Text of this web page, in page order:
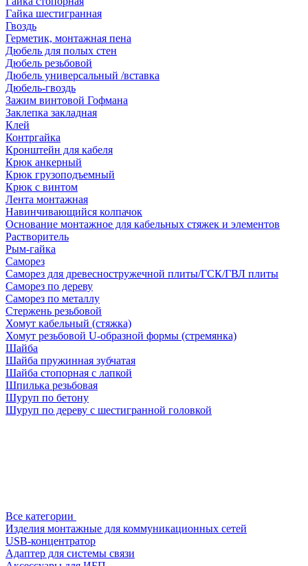
Гайка шестигранная
Гвоздь
Герметик, монтажная пена
Дюбель для полых стен
Дюбель резьбовой
Дюбель универсальный /вставка
Дюбель-гвоздь
Зажим винтовой Гофмана
Заклепка закладная
Клей
Контргайка
Кронштейн для кабеля
Крюк анкерный
Крюк грузоподъемный
Крюк с винтом
Лента монтажная
Навинчивающийся колпачок
Основание монтажное для кабельных стяжек и элементов
Растворитель
Рым-гайка
Саморез
Саморез для древесностружечной плиты/ГСК/ГВЛ плиты
Саморез по дереву
Саморез по металлу
Стержень резьбовой
Хомут кабельный (стяжка)
Хомут резьбовой U-образной формы (стремянка)
Шайба
Шайба пружинная зубчатая
Шайба стопорная с лапкой
Шпилька резьбовая
Шуруп по бетону
Шуруп по дереву с шестигранной головкой
Все категории
Изделия монтажные для коммуникационных сетей
USB-концентратор
Адаптер для системы связи